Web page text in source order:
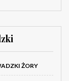
ŻORY